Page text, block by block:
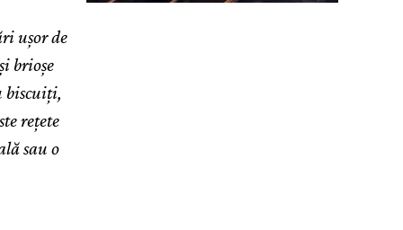
ușor de
brioșe
biscuiți,
rețete
sau o